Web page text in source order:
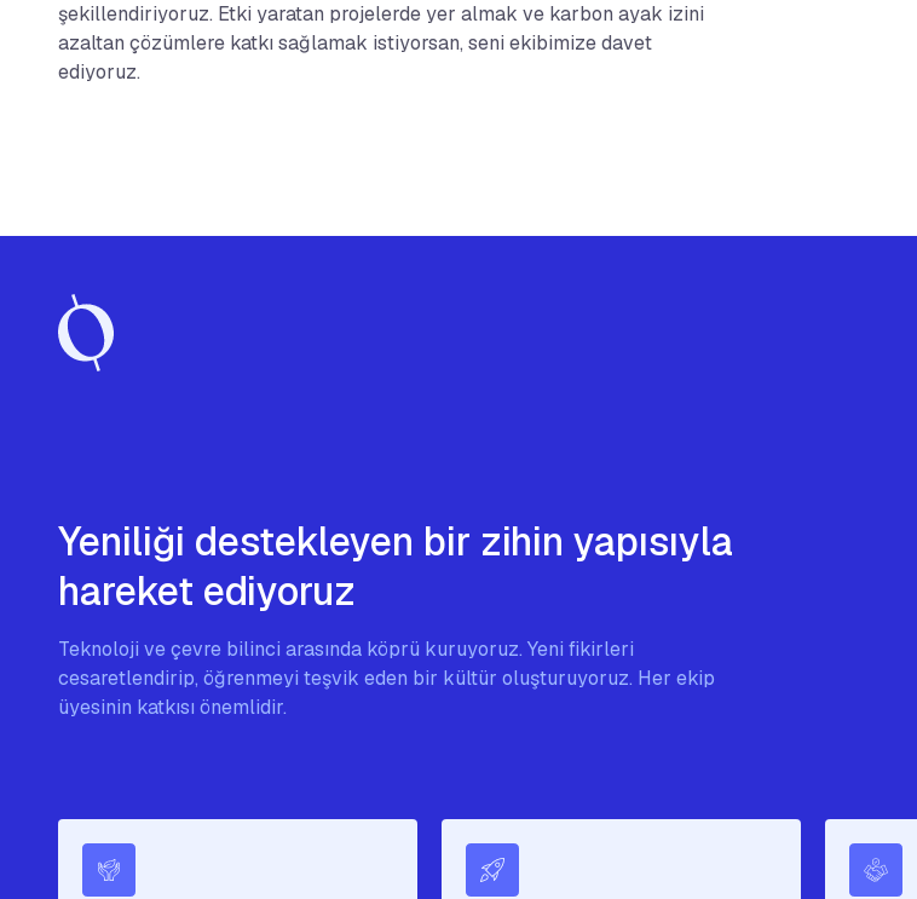
şekillendiriyoruz. Etki yaratan projelerde yer almak ve karbon ayak izini
azaltan çözümlere katkı sağlamak istiyorsan, seni ekibimize davet
ediyoruz.
Yeniliği destekleyen bir zihin yapısıyla
hareket ediyoruz
Teknoloji ve çevre bilinci arasında köprü kuruyoruz. Yeni fikirleri
cesaretlendirip, öğrenmeyi teşvik eden bir kültür oluşturuyoruz. Her ekip
üyesinin katkısı önemlidir.